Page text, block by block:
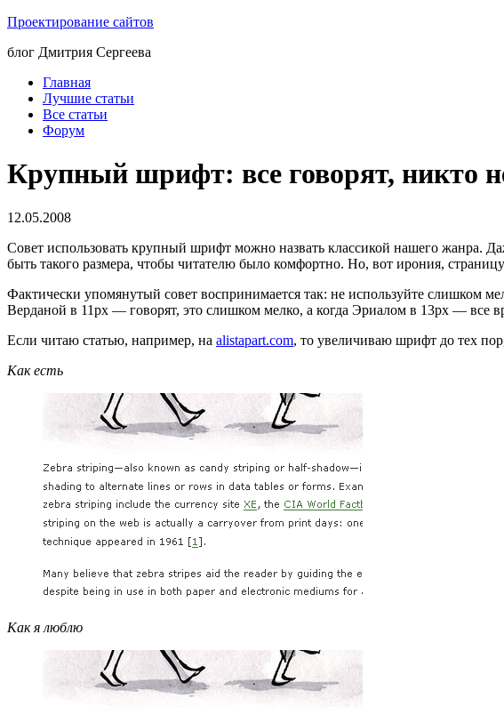
Проектирование сайтов
блог Дмитрия Сергеева
Главная
Лучшие статьи
Все статьи
Форум
Крупный шрифт: все говорят, никто
12.05.2008
Совет использовать крупный шрифт можно назвать классикой нашего жанра.
быть такого размера, чтобы читателю было комфортно. Но, вот ирония,
Фактически упомянутый совет воспринимается так: не используйте
Верданой в 11px — говорят, это слишком мелко, а когда Эриалом в 13px — все
Если читаю статью, например, на alistapart.com, то увеличиваю шрифт до тех
Как есть
Как я люблю